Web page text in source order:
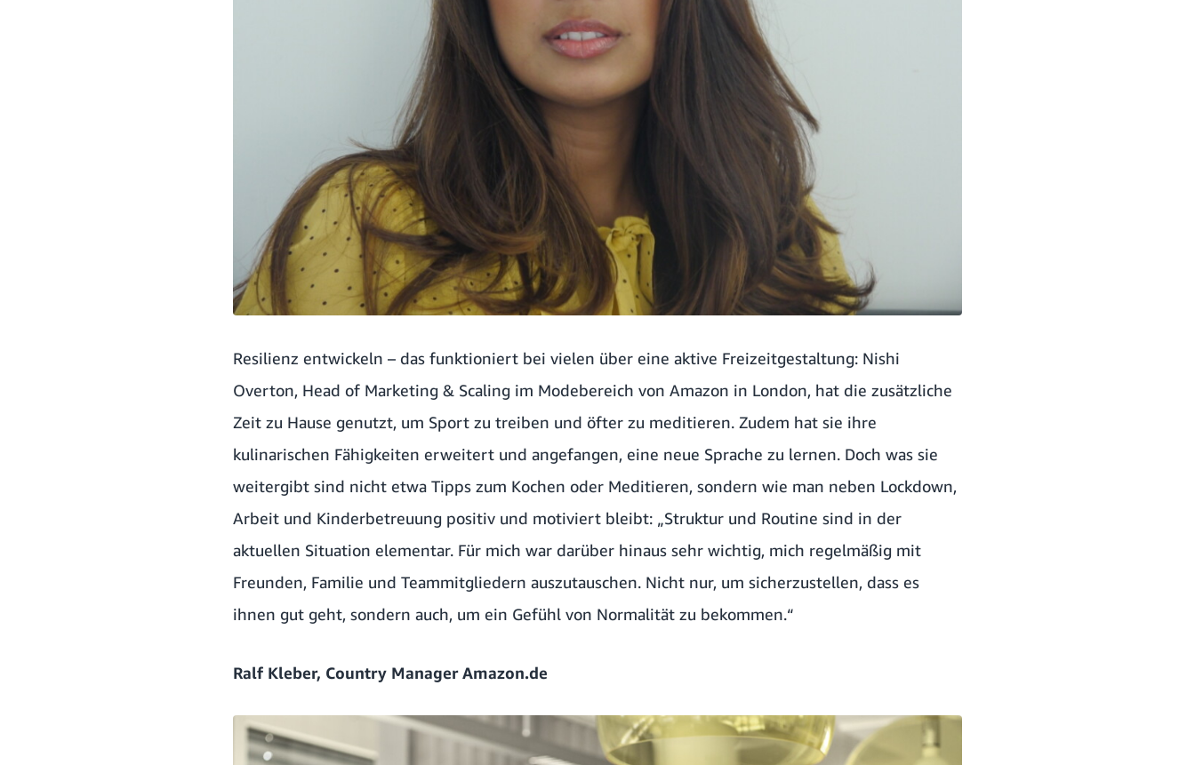
Resilienz entwickeln – das funktioniert bei vielen über eine aktive Freizeitgestaltung: Nishi
Overton, Head of Marketing & Scaling im Modebereich von Amazon in London, hat die zusätzliche
Zeit zu Hause genutzt, um Sport zu treiben und öfter zu meditieren. Zudem hat sie ihre
kulinarischen Fähigkeiten erweitert und angefangen, eine neue Sprache zu lernen. Doch was sie
weitergibt sind nicht etwa Tipps zum Kochen oder Meditieren, sondern wie man neben Lockdown,
Arbeit und Kinderbetreuung positiv und motiviert bleibt: „Struktur und Routine sind in der
aktuellen Situation elementar. Für mich war darüber hinaus sehr wichtig, mich regelmäßig mit
Freunden, Familie und Teammitgliedern auszutauschen. Nicht nur, um sicherzustellen, dass es
ihnen gut geht, sondern auch, um ein Gefühl von Normalität zu bekommen.“
Ralf Kleber, Country Manager Amazon.de